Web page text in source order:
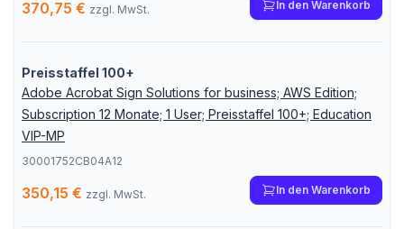
370,75 € zzgl. MwSt. In den Warenkorb
Preisstaffel 100+
Adobe Acrobat Sign Solutions for business; AWS Edition;
Subscription 12 Monate; 1 User; Preisstaffel 100+; Education
VIP-MP
30001752CB04A12
350,15 € zzgl. MwSt. In den Warenkorb